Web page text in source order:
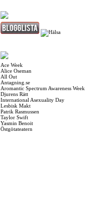
Ace Week
Alice Oseman
All Out
Antagning.se
Aromantic Spectrum Awareness Week
Djurens Rätt
International Asexuality Day
Lesbisk Makt
Patrik Rasmussen
Taylor Swift
Yasmin Benoit
Östgötateatern